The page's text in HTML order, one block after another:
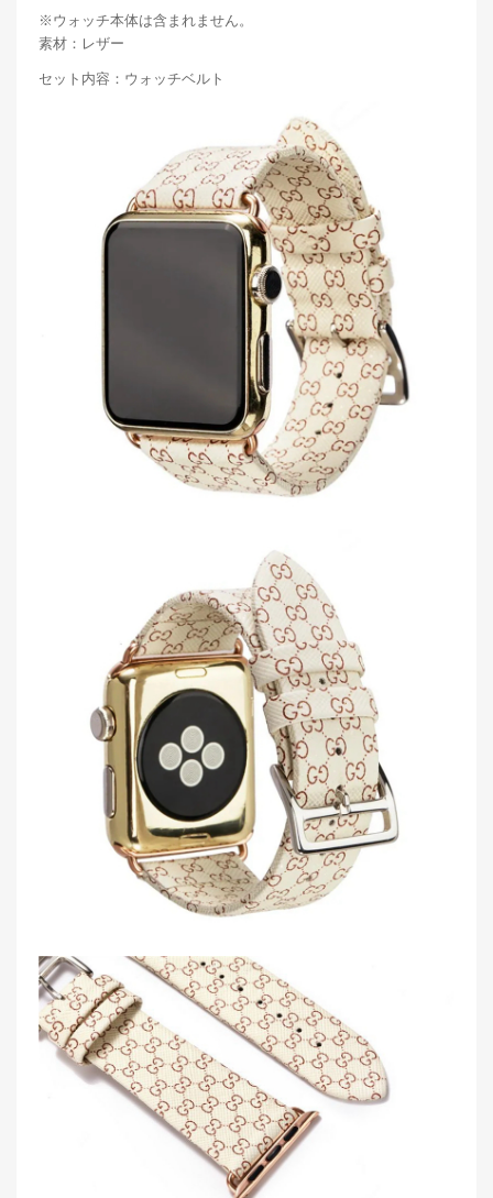
※ウォッチ本体は含まれません。
素材：レザー
セット内容：ウォッチベルト